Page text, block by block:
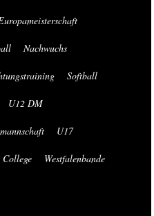
Nachwuchs
Softball
U12 DM
U17
College Westfalenbande